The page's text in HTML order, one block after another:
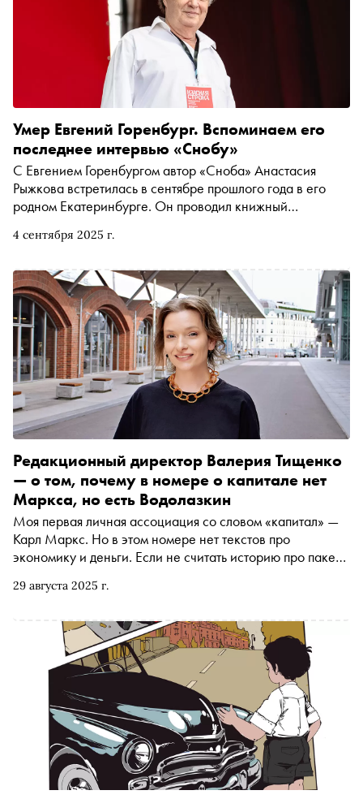
4 сентября 2025 г.
Умер Евгений Горенбург. Вспоминаем его
последнее интервью «Снобу»
С Евгением Горенбургом автор «Сноба» Анастасия
Рыжкова встретилась в сентябре прошлого года в его
родном Екатеринбурге. Он проводил книжный
стали Евгений Водолазкин, Анастасия Завозова,
29 августа 2025 г.
Редакционный директор Валерия Тищенко
— о том, почему в номере о капитале нет
Маркса, но есть Водолазкин
Моя первая личная ассоциация со словом «капитал» —
Карл Маркс. Но в этом номере нет текстов про
экономику и деньги. Если не считать историю про пакет с
Алексея Варламова